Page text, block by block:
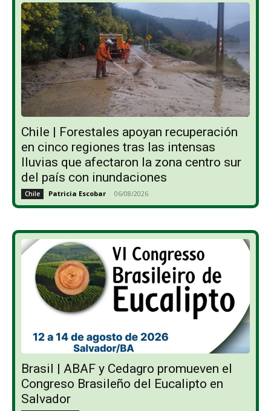
Chile | Forestales apoyan recuperación
en cinco regiones tras las intensas
lluvias que afectaron la zona centro sur
del país con inundaciones
Chile Patricia Escobar - 06/08/2026
Brasil | ABAF y Cedagro promueven el
Congreso Brasileño del Eucalipto en
Salvador